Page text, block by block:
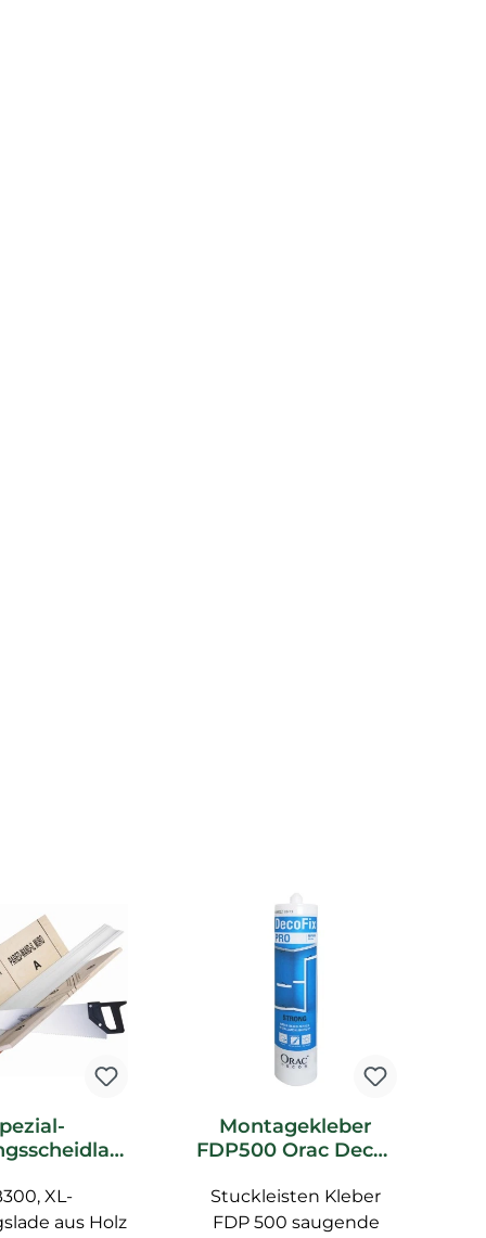
XL-
aus Holz
Montagekleber
FDP500 Orac Decor
Stuckleisten Kleber
FDP 500 saugende